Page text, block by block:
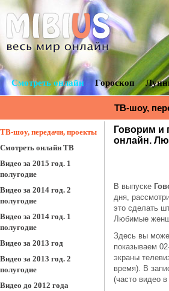
Смотреть онлайн Гороскоп
ТВ-шоу,
от 02-03-
Бориса
Говорим и
онлайн.
В выпуске
дня,
это сделать
Любимые
Здесь вы
показываем
экраны
время). В
(часто видео
ТВ-шоу, передачи, проекты
Смотреть онлайн ТВ
Видео за 2015 год. 1
полугодие
Видео за 2014 год. 2
полугодие
Видео за 2014 год. 1
полугодие
Видео за 2013 год
Видео за 2013 год. 2
полугодие
Видео до 2012 года